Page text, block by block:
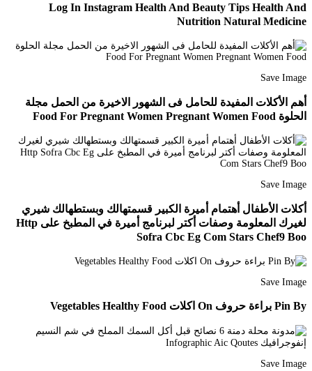
Log In Instagram Health And Beauty Tips Health And
Nutrition Natural Medicine
Save Image
أهم الأكلات المفيدة للحامل فى الشهور الاخيرة من الحمل مجلة
الحلوة Food For Pregnant Women Pregnant Women Food
Save Image
أكلات الأطفال أهتمام أميرة الكبير قسمتهالك وبستطهالك شيري
لغيرك المعلومة وصفات أكتر لبرنامج أميرة في المطبخ على Http
Sofra Cbc Eg Com Stars Chef9 Boo
Save Image
Pin By براءة حروف On اكلات Vegetables Healthy Food
Save Image